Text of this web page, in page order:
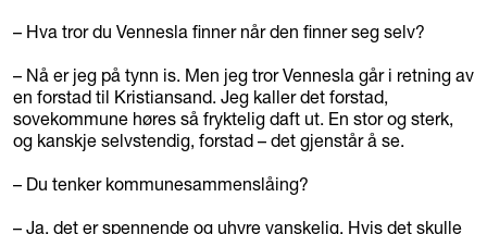
– Hva tror du Vennesla finner når den finner seg selv?
– Nå er jeg på tynn is. Men jeg tror Vennesla går i retning av
en forstad til Kristiansand. Jeg kaller det forstad,
sovekommune høres så fryktelig daft ut. En stor og sterk,
og kanskje selvstendig, forstad – det gjenstår å se.
– Du tenker kommunesammenslåing?
– Ja, det er spennende og uhyre vanskelig. Hvis det skulle